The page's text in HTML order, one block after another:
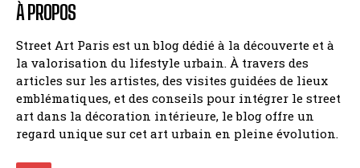
À PROPOS
Street Art Paris est un blog dédié à la découverte et à
la valorisation du lifestyle urbain. À travers des
articles sur les artistes, des visites guidées de lieux
emblématiques, et des conseils pour intégrer le street
art dans la décoration intérieure, le blog offre un
regard unique sur cet art urbain en pleine évolution.